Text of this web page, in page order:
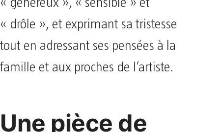
« généreux », « sensible » et
« drôle », et exprimant sa tristesse
tout en adressant ses pensées à la
famille et aux proches de l’artiste.
Une pièce de